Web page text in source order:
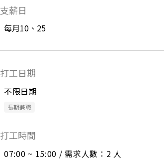
支薪日
每月10、25
打工日期
不限日期
長期兼職
打工時間
07:00 ~ 15:00 / 需求人數：2 人